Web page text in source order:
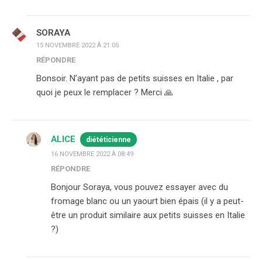
SORAYA
15 NOVEMBRE 2022 À 21:05
RÉPONDRE
Bonsoir. N’ayant pas de petits suisses en Italie , par
quoi je peux le remplacer ? Merci 🙏
ALICE diététicienne
16 NOVEMBRE 2022 À 08:49
RÉPONDRE
Bonjour Soraya, vous pouvez essayer avec du
fromage blanc ou un yaourt bien épais (il y a peut-
être un produit similaire aux petits suisses en Italie
?)